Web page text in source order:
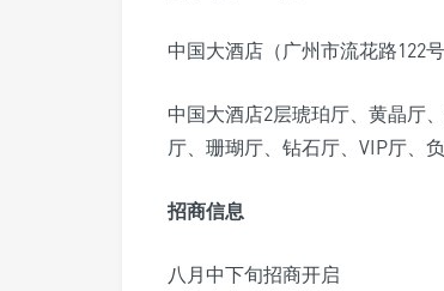
中国大酒店（广州市流花路122号
中国大酒店2层琥珀厅、黄晶厅
厅、珊瑚厅、钻石厅、VIP厅、负
招商信息
八月中下旬招商开启